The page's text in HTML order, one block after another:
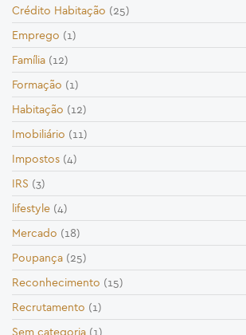
Crédito Habitação (25)
Emprego (1)
Família (12)
Formação (1)
Habitação (12)
Imobiliário (11)
Impostos (4)
IRS (3)
lifestyle (4)
Mercado (18)
Poupança (25)
Reconhecimento (15)
Recrutamento (1)
Sem categoria (1)